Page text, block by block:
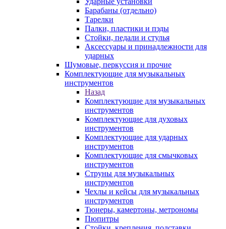
Барабаны (отдельно)
Тарелки
Палки, пластики и пэды
Стойки, педали и стулья
Аксессуары и принадлежности для
ударных
Шумовые, перкуссия и прочие
Комплектующие для музыкальных
инструментов
Назад
Комплектующие для музыкальных
инструментов
Комплектующие для духовых
инструментов
Комплектующие для ударных
инструментов
Комплектующие для смычковых
инструментов
Струны для музыкальных
инструментов
Чехлы и кейсы для музыкальных
инструментов
Тюнеры, камертоны, метрономы
Пюпитры